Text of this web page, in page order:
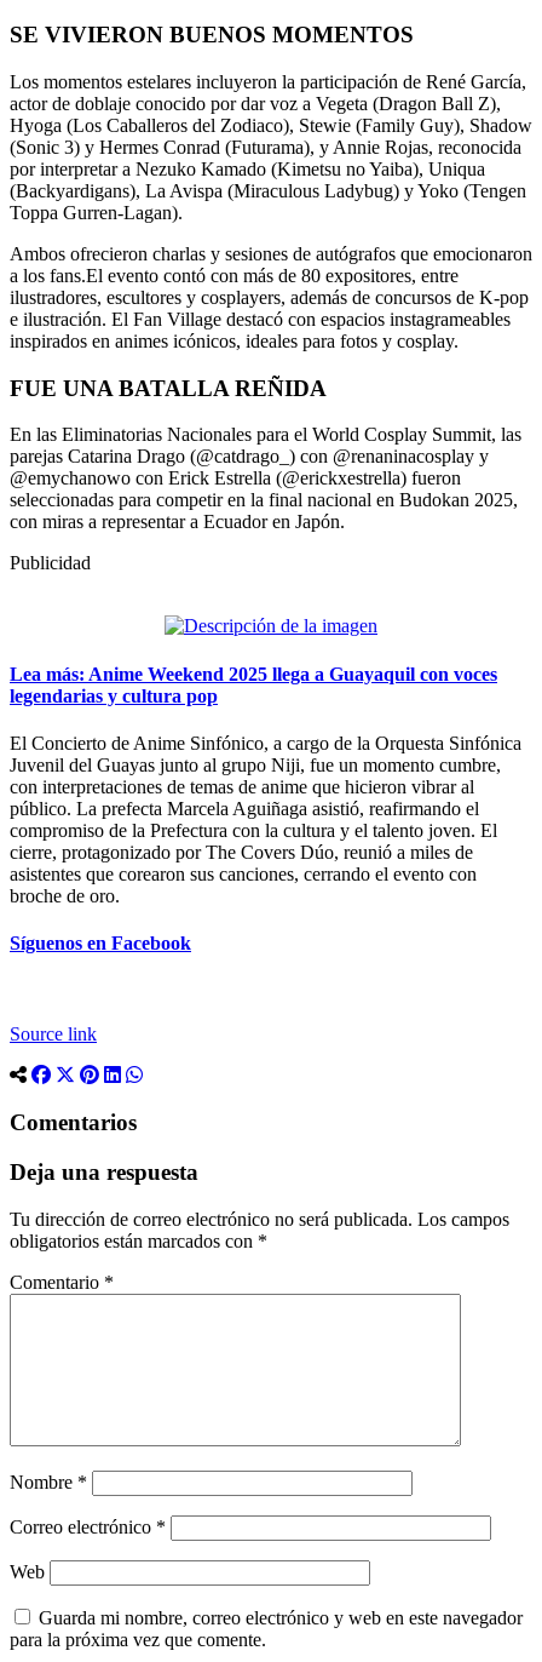
SE VIVIERON BUENOS MOMENTOS
Los momentos estelares incluyeron la participación de René García,
actor de doblaje conocido por dar voz a Vegeta (Dragon Ball Z),
Hyoga (Los Caballeros del Zodiaco), Stewie (Family Guy), Shadow
(Sonic 3) y Hermes Conrad (Futurama), y Annie Rojas, reconocida
por interpretar a Nezuko Kamado (Kimetsu no Yaiba), Uniqua
(Backyardigans), La Avispa (Miraculous Ladybug) y Yoko (Tengen
Toppa Gurren-Lagan).
Ambos ofrecieron charlas y sesiones de autógrafos que emocionaron
a los fans.El evento contó con más de 80 expositores, entre
ilustradores, escultores y cosplayers, además de concursos de K-pop
e ilustración. El Fan Village destacó con espacios instagrameables
inspirados en animes icónicos, ideales para fotos y cosplay.
FUE UNA BATALLA REÑIDA
En las Eliminatorias Nacionales para el World Cosplay Summit, las
parejas Catarina Drago (@catdrago_) con @renaninacosplay y
@emychanowo con Erick Estrella (@erickxestrella) fueron
seleccionadas para competir en la final nacional en Budokan 2025,
con miras a representar a Ecuador en Japón.
Publicidad
Lea más: Anime Weekend 2025 llega a Guayaquil con voces
legendarias y cultura pop
El Concierto de Anime Sinfónico, a cargo de la Orquesta Sinfónica
Juvenil del Guayas junto al grupo Niji, fue un momento cumbre,
con interpretaciones de temas de anime que hicieron vibrar al
público. La prefecta Marcela Aguiñaga asistió, reafirmando el
compromiso de la Prefectura con la cultura y el talento joven. El
cierre, protagonizado por The Covers Dúo, reunió a miles de
asistentes que corearon sus canciones, cerrando el evento con
broche de oro.
Síguenos en Facebook
Source link
Comentarios
Deja una respuesta
Tu dirección de correo electrónico no será publicada. Los campos
obligatorios están marcados con *
Comentario *
Nombre *
Correo electrónico *
Web
Guarda mi nombre, correo electrónico y web en este navegador
para la próxima vez que comente.